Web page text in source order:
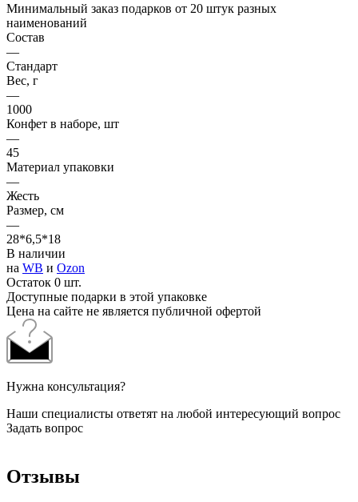
Минимальный заказ подарков от 20 штук разных
наименований
Состав
—
Стандарт
Вес, г
—
1000
Конфет в наборе, шт
—
45
Материал упаковки
—
Жесть
Размер, см
—
28*6,5*18
В наличии
на WB и Ozon
Остаток 0 шт.
Доступные подарки в этой упаковке
Цена на сайте не является публичной офертой
Нужна консультация?
Наши специалисты ответят на любой интересующий вопрос
Задать вопрос
Отзывы